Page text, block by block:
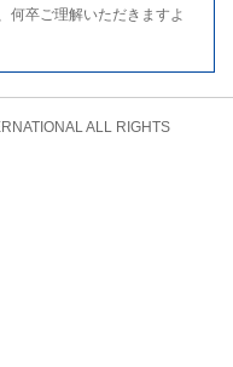
何卒ご理解いただきますよ